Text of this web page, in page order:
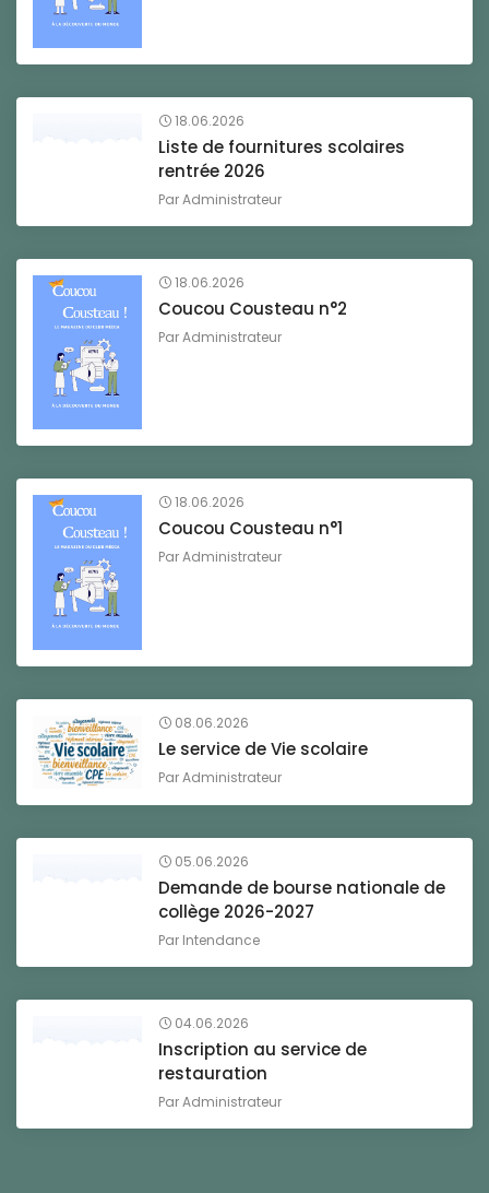
18.06.2026
Liste de fournitures scolaires
rentrée 2026
ParAdministrateur
18.06.2026
Coucou Cousteau n°2
ParAdministrateur
18.06.2026
Coucou Cousteau n°1
ParAdministrateur
08.06.2026
Le service de Vie scolaire
ParAdministrateur
05.06.2026
Demande de bourse nationale de
collège 2026-2027
Par Intendance
04.06.2026
Inscription au service de
restauration
ParAdministrateur